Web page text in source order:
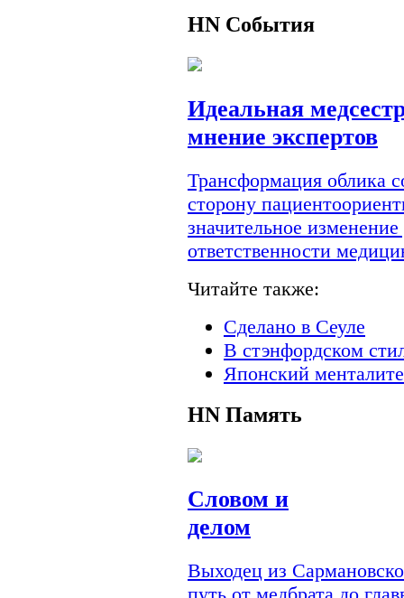
HN События
Идеальная
мнение экспертов
Трансформация облика
сторону
значительное
ответственности
Читайте также:
Сделано в Сеуле
В стэнфордском
Японский
HN Память
Словом и
делом
Выходец из